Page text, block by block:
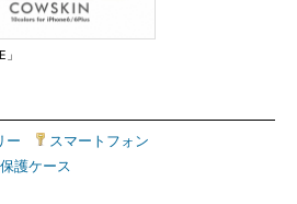
ー スマートフォン
保護ケース